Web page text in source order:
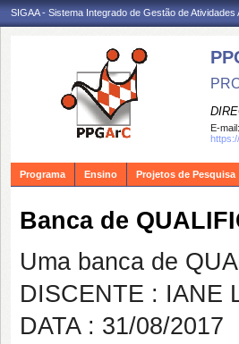
SIGAA - Sistema Integrado de Gestão de Atividades
E-mail:
Programa Ensino Projetos de Pesquisa
Banca de
Uma banca de
DISCENTE : IANE
DATA : 31/08/2017